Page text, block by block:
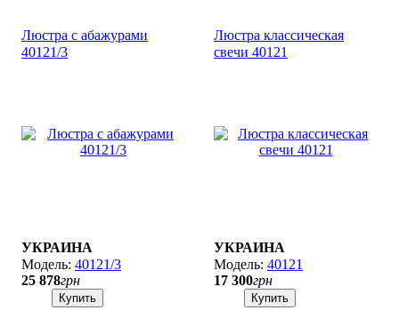
Люстра с абажурами
40121/3
УКРАИНА
40121/3
25 878грн
Купить
Люстра классическая
свечи 40121
УКРАИНА
40121
17 300грн
Купить